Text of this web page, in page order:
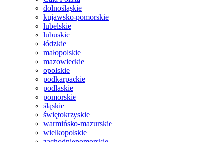
dolnośląskie
kujawsko-pomorskie
lubelskie
lubuskie
łódzkie
małopolskie
mazowieckie
opolskie
podkarpackie
podlaskie
pomorskie
śląskie
świętokrzyskie
warmińsko-mazurskie
wielkopolskie